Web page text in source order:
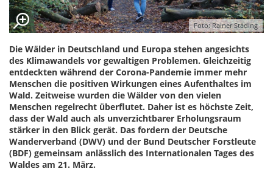
Foto: Rainer Städing
Die Wälder in Deutschland und Europa stehen angesichts
des Klimawandels vor gewaltigen Problemen. Gleichzeitig
entdeckten während der Corona-Pandemie immer mehr
Menschen die positiven Wirkungen eines Aufenthaltes im
Wald. Zeitweise wurden die Wälder von den vielen
Menschen regelrecht überflutet. Daher ist es höchste Zeit,
dass der Wald auch als unverzichtbarer Erholungsraum
stärker in den Blick gerät. Das fordern der Deutsche
Wanderverband (DWV) und der Bund Deutscher Forstleute
(BDF) gemeinsam anlässlich des Internationalen Tages des
Waldes am 21. März.